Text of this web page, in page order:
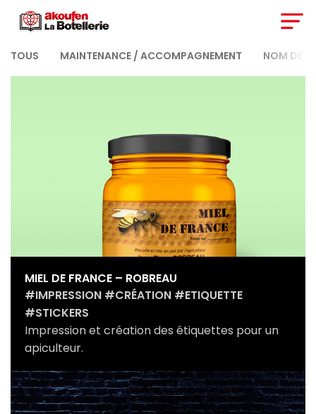
TOUS MAINTENANCE / ACCOMPAGNEMENT NOM DE
MIEL DE FRANCE – ROBREAU
#IMPRESSION #CRÉATION #ETIQUETTE
#STICKERS
Impression et création des étiquettes pour un
apiculteur.